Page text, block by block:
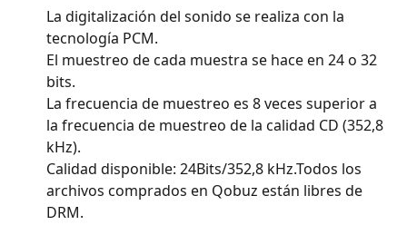
La digitalización del sonido se realiza con la
tecnología PCM.
El muestreo de cada muestra se hace en 24 o 32
bits.
La frecuencia de muestreo es 8 veces superior a
la frecuencia de muestreo de la calidad CD (352,8
kHz).
Calidad disponible: 24Bits/352,8 kHz.Todos los
archivos comprados en Qobuz están libres de
DRM.